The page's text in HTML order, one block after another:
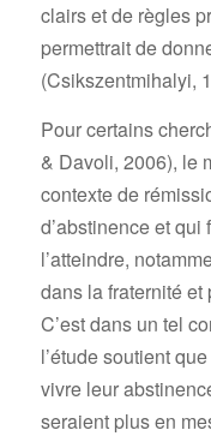
clairs et de règles
permettrait de
(Csikszentmihalyi,
Pour certains
& Davoli, 2006), le
contexte de
d’abstinence et
l’atteindre,
dans la fraternité et
C’est dans un tel
l’étude soutient
vivre leur
seraient plus en